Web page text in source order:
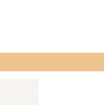
ュ
アイリムベビー）